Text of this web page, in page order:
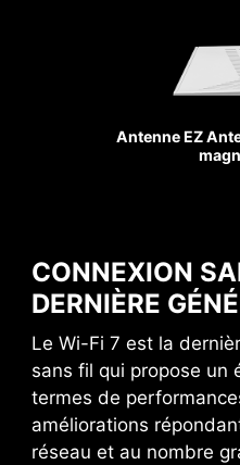
Antenne EZ
CONNEXION
DERNIÈRE
Le Wi-Fi 7 est la
sans fil qui propose un
termes de
améliorations
réseau et au nombre